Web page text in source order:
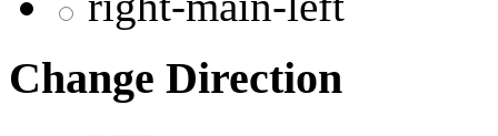
Change Direction